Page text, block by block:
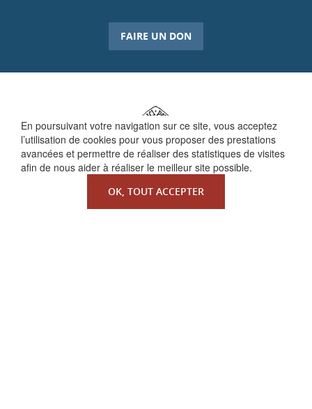
En poursuivant votre navigation sur ce site, vous acceptez
l’utilisation de cookies pour vous proposer des prestations
avancées et permettre de réaliser des statistiques de visites
afin de nous aider à réaliser le meilleur site possible.
OK, TOUT ACCEPTER
FAIRE UN DON